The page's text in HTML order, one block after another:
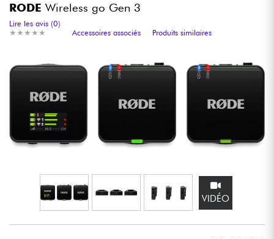
Amplis & Effets
Home Studio
Casques
Micros & HF
RODE Wireless go Gen 3
★ ★ ★ ★ ★
★ ★ ★ ★ ★
Lire les avis (0)
Accessoires associés
Produits similaires
VIDÉO